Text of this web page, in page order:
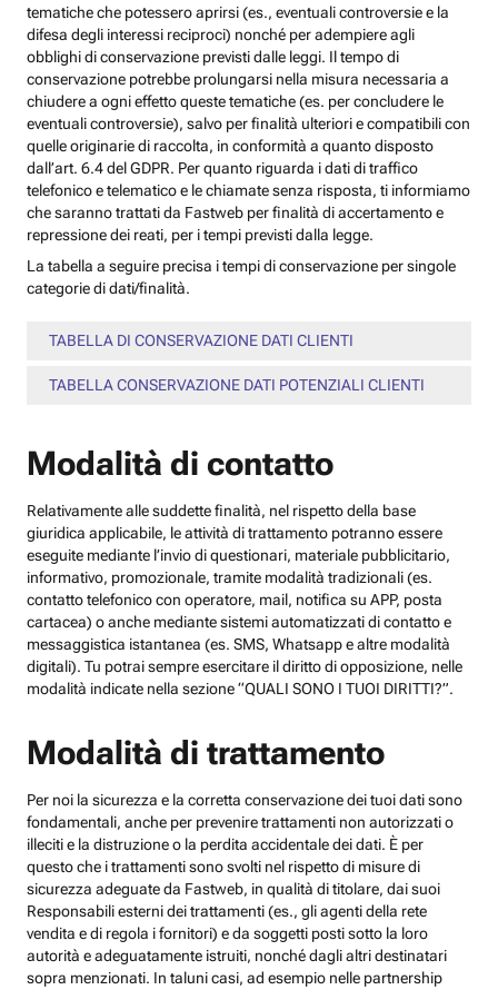
tematiche che potessero aprirsi (es., eventuali controversie e la
difesa degli interessi reciproci) nonché per adempiere agli
obblighi di conservazione previsti dalle leggi. Il tempo di
conservazione potrebbe prolungarsi nella misura necessaria a
chiudere a ogni effetto queste tematiche (es. per concludere le
eventuali controversie), salvo per finalità ulteriori e compatibili con
quelle originarie di raccolta, in conformità a quanto disposto
dall’art. 6.4 del GDPR. Per quanto riguarda i dati di traffico
telefonico e telematico e le chiamate senza risposta, ti informiamo
che saranno trattati da Fastweb per finalità di accertamento e
repressione dei reati, per i tempi previsti dalla legge.
La tabella a seguire precisa i tempi di conservazione per singole
categorie di dati/finalità.
TABELLA DI CONSERVAZIONE DATI CLIENTI
TABELLA CONSERVAZIONE DATI POTENZIALI CLIENTI
Modalità di contatto
Relativamente alle suddette finalità, nel rispetto della base
giuridica applicabile, le attività di trattamento potranno essere
eseguite mediante l’invio di questionari, materiale pubblicitario,
informativo, promozionale, tramite modalità tradizionali (es.
contatto telefonico con operatore, mail, notifica su APP, posta
cartacea) o anche mediante sistemi automatizzati di contatto e
messaggistica istantanea (es. SMS, Whatsapp e altre modalità
digitali). Tu potrai sempre esercitare il diritto di opposizione, nelle
modalità indicate nella sezione “QUALI SONO I TUOI DIRITTI?”.
Modalità di trattamento
Per noi la sicurezza e la corretta conservazione dei tuoi dati sono
fondamentali, anche per prevenire trattamenti non autorizzati o
illeciti e la distruzione o la perdita accidentale dei dati. È per
questo che i trattamenti sono svolti nel rispetto di misure di
sicurezza adeguate da Fastweb, in qualità di titolare, dai suoi
Responsabili esterni dei trattamenti (es., gli agenti della rete
vendita e di regola i fornitori) e da soggetti posti sotto la loro
autorità e adeguatamente istruiti, nonché dagli altri destinatari
sopra menzionati. In taluni casi, ad esempio nelle partnership